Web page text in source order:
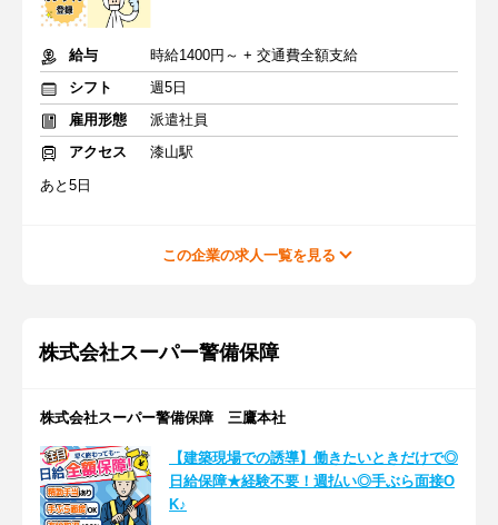
給与
時給1400円～ + 交通費全額支給
シフト
週5日
雇用形態
派遣社員
アクセス
漆山駅
あと5日
この企業の求人一覧を見る
株式会社スーパー警備保障
株式会社スーパー警備保障 三鷹本社
【建築現場での誘導】働きたいときだけで◎
日給保障★経験不要！週払い◎手ぶら面接O
K♪